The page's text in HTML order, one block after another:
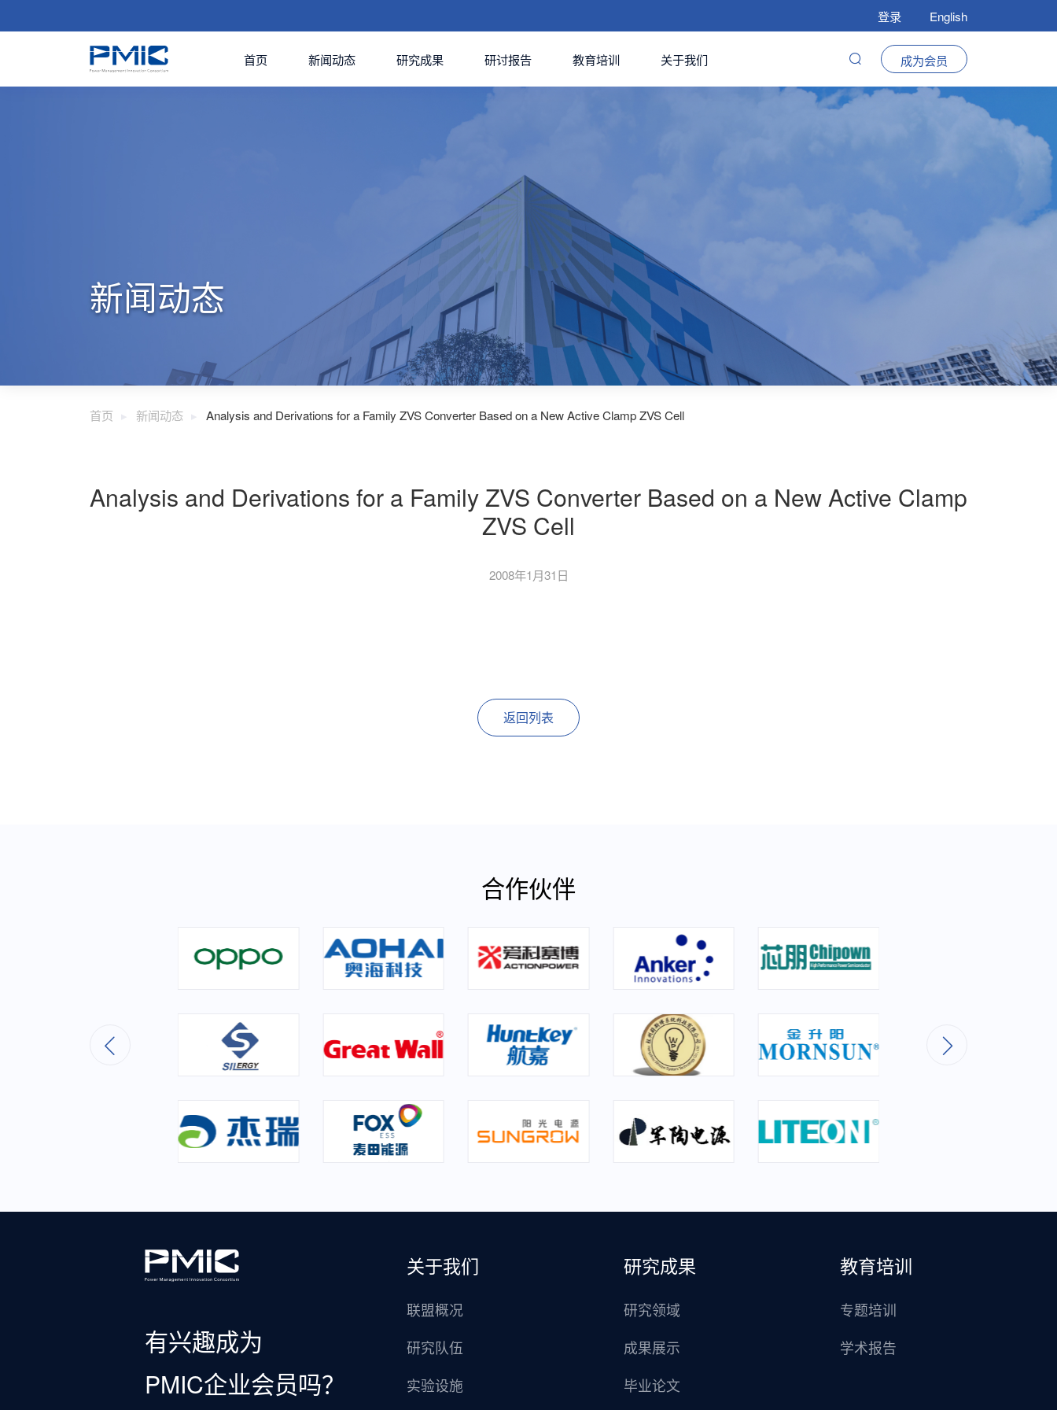
登录 English
首页 新闻动态 研究成果 研讨报告 教育培训 关于我们 成为会员
新闻动态
首页 新闻动态 Analysis and Derivations for a Family ZVS Converter Based on a New Active Clamp ZVS Cell
Analysis and Derivations for a Family ZVS Converter Based on a New Active Clamp
ZVS Cell
2008年1月31日
返回列表
合作伙伴
有兴趣成为
PMIC企业会员吗？
关于我们
联盟概况
研究队伍
实验设施
研究成果
研究领域
成果展示
毕业论文
教育培训
专题培训
学术报告